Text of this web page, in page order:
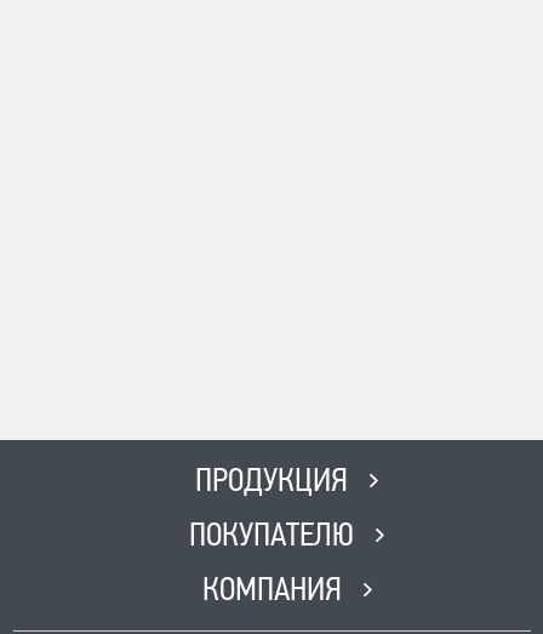
Время работы
ПН-ПТ с 8:00 до 17:00, СБ с 8:00
ПРОДУКЦИЯ
ПОКУПАТЕЛЮ
КОМПАНИЯ